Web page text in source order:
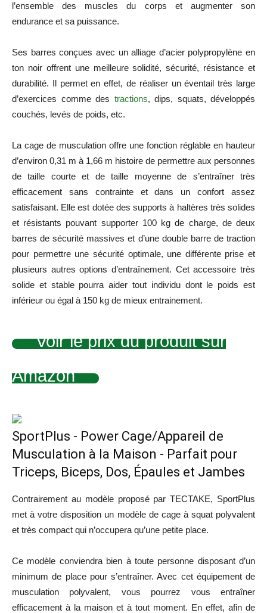
l’ensemble des muscles du corps et augmenter son
endurance et sa puissance.
Ses barres conçues avec un alliage d’acier polypropylène en
ton noir offrent une meilleure solidité, sécurité, résistance et
durabilité. Il permet en effet, de réaliser un éventail très large
d’exercices comme des tractions, dips, squats, développés
couchés, levés de poids, etc.
La cage de musculation offre une fonction réglable en hauteur
d’environ 0,31 m à 1,66 m histoire de permettre aux personnes
de taille courte et de taille moyenne de s’entraîner très
efficacement sans contrainte et dans un confort assez
satisfaisant. Elle est dotée des supports à haltères très solides
et résistants pouvant supporter 100 kg de charge, de deux
barres de sécurité massives et d’une double barre de traction
pour permettre une sécurité optimale, une différente prise et
plusieurs autres options d’entraînement. Cet accessoire très
solide et stable pourra aider tout individu dont le poids est
inférieur ou égal à 150 kg de mieux entrainement.
Voir le prix du produit sur
Amazon
SportPlus - Power Cage/Appareil de
Musculation à la Maison - Parfait pour
Triceps, Biceps, Dos, Épaules et Jambes
Contrairement au modèle proposé par TECTAKE, SportPlus
met à votre disposition un modèle de cage à squat polyvalent
et très compact qui n’occupera qu’une petite place.
Ce modèle conviendra bien à toute personne disposant d’un
minimum de place pour s’entraîner. Avec cet équipement de
musculation polyvalent, vous pourrez vous entraîner
efficacement à la maison et à tout moment. En effet, afin de